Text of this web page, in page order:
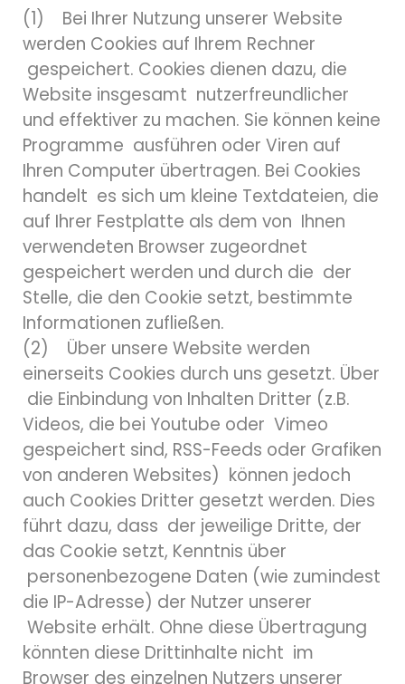
(1) Bei Ihrer Nutzung unserer Website
werden Cookies auf Ihrem Rechner
gespeichert. Cookies dienen dazu, die
Website insgesamt nutzerfreundlicher
und effektiver zu machen. Sie können keine
Programme ausführen oder Viren auf
Ihren Computer übertragen. Bei Cookies
handelt es sich um kleine Textdateien, die
auf Ihrer Festplatte als dem von Ihnen
verwendeten Browser zugeordnet
gespeichert werden und durch die der
Stelle, die den Cookie setzt, bestimmte
Informationen zufließen.
(2) Über unsere Website werden
einerseits Cookies durch uns gesetzt. Über
die Einbindung von Inhalten Dritter (z.B.
Videos, die bei Youtube oder Vimeo
gespeichert sind, RSS-Feeds oder Grafiken
von anderen Websites) können jedoch
auch Cookies Dritter gesetzt werden. Dies
führt dazu, dass der jeweilige Dritte, der
das Cookie setzt, Kenntnis über
personenbezogene Daten (wie zumindest
die IP-Adresse) der Nutzer unserer
Website erhält. Ohne diese Übertragung
könnten diese Drittinhalte nicht im
Browser des einzelnen Nutzers unserer